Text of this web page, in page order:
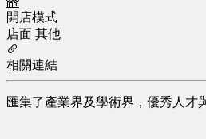
開店模式
店面 其他
相關連結
匯集了產業界及學術界，優秀人才